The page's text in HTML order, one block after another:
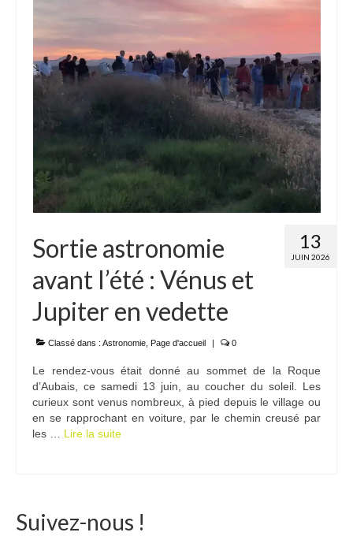
Adhérer
PROJETS
LE WATT CITOYEN
Parc Photovoltaïque
Structure juridique
Les lettres aux sociétaires
Inauguration du parc
Exploitation
THEMATIQUES
Energie
Déchets
Ramassages citoyens de déchets
Mobilité
ASTRONOMIE
13
JUIN 2026
Sortie astronomie
avant l’été : Vénus et
Jupiter en vedette
Classé dans : Astronomie Page d'accueil | 0
Le rendez-vous était donné au sommet de la Roque
d’Aubais, ce samedi 13 juin, au coucher du soleil. Les
curieux sont venus nombreux, à pied depuis le village ou
en se rapprochant en voiture, par le chemin creusé par
les … Lire la suite­­
Suivez-nous !